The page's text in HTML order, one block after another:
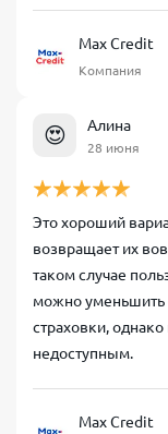
Max Credit
Компания
😍 Алина
28 июня
Это хороший
возвращает их
таком случае
можно уменьшить
страховки,
недоступным.
Max Credit